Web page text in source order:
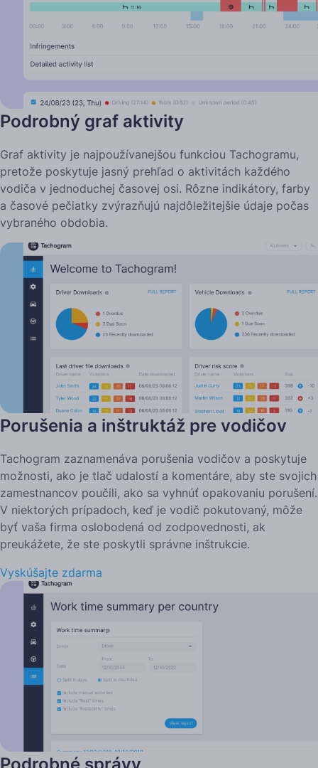
Podrobný graf aktivity
Graf aktivity je najpoužívanejšou funkciou Tachogramu,
pretože poskytuje jasný prehľad o aktivitách každého
vodiča v jednoduchej časovej osi. Rôzne indikátory, farby
a časové pečiatky zvýrazňujú najdôležitejšie údaje počas
vybraného obdobia.
Porušenia a inštruktáž pre vodičov
Tachogram zaznamenáva porušenia vodičov a poskytuje
možnosti, ako je tlač udalostí a komentáre, aby ste svojich
zamestnancov poučili, ako sa vyhnúť opakovaniu porušení.
V niektorých prípadoch, keď je vodič pokutovaný, môže
byť vaša firma oslobodená od zodpovednosti, ak
preukážete, že ste poskytli správne inštrukcie.
Vyskúšajte zdarma